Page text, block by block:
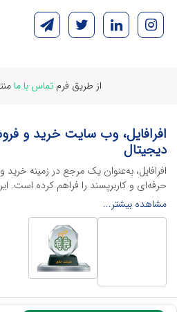
از طریق فرمتماس با ما
افرافایل، وب سایت خرید و
دیجیتال
افرافایل، به‌عنوان یک مرجع در زمینه
حرفه‌ای و کاربرپسند را فراهم کرده است.
طراحان، دانشجویان و فریلنسرها ایجاد
دیجیتال خود را به فروش رسانده یا از
اهدافشان استفاده کنند.
این سایت با ارائه تنوع گسترده‌ای از
لایه باز نرم افراهای ادیت ویدئو گرفته تا
اکسل گرفته تا قالب‌های ارائه پاورپوینت
هزینه‌های خود را کاهش داده و به سرعت
مشاهده بیشتر...